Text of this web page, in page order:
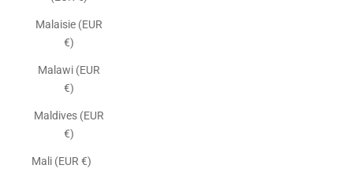
Malaisie (EUR
€)
Malawi (EUR
€)
Maldives (EUR
€)
Mali (EUR €)